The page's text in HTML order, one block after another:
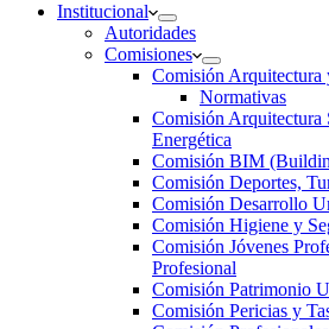
Institucional
Autoridades
Comisiones
Comisión Arquitectura
Normativas
Comisión Arquitectura
Energética
Comisión BIM
Comisión Deportes,
Comisión Desarrollo
Comisión Higiene y
Comisión Jóvenes
Profesional
Comisión Patrimonio
Comisión Pericias y